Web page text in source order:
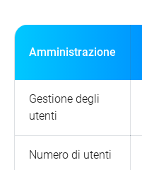
Amministrazione
Gestione degli
utenti
Numero di utenti